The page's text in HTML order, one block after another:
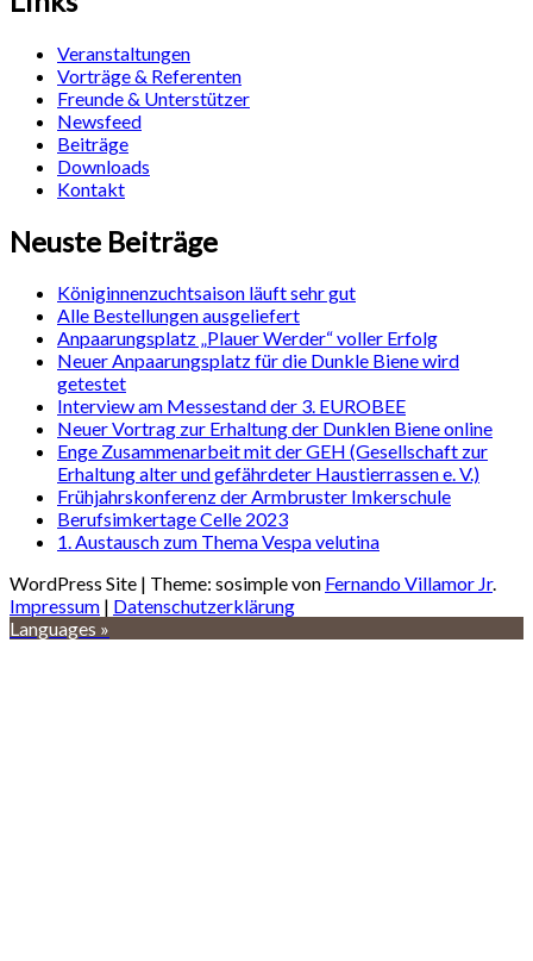
Veranstaltungen
Vorträge & Referenten
Freunde & Unterstützer
Newsfeed
Beiträge
Downloads
Kontakt
Neuste Beiträge
Königinnenzuchtsaison läuft sehr gut
Alle Bestellungen ausgeliefert
Anpaarungsplatz „Plauer Werder“ voller Erfolg
Neuer Anpaarungsplatz für die Dunkle Biene wird
getestet
Interview am Messestand der 3. EUROBEE
Neuer Vortrag zur Erhaltung der Dunklen Biene online
Enge Zusammenarbeit mit der GEH (Gesellschaft zur
Erhaltung alter und gefährdeter Haustierrassen e. V.)
Frühjahrskonferenz der Armbruster Imkerschule
Berufsimkertage Celle 2023
1. Austausch zum Thema Vespa velutina
WordPress Site | Theme: sosimple von Fernando Villamor Jr.
Impressum | Datenschutzerklärung
Languages »